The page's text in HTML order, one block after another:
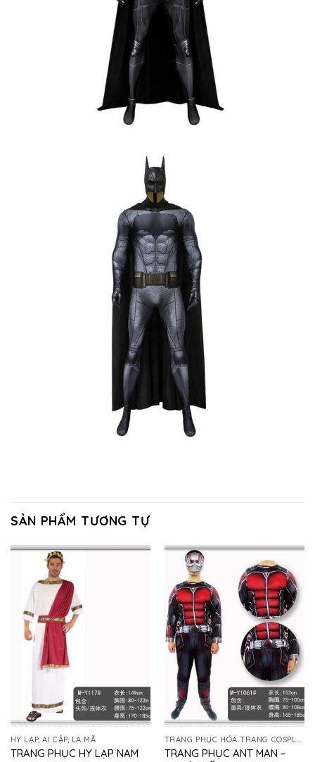
SẢN PHẨM TƯƠNG TỰ
HY LẠP, AI CẬP, LA MÃ
TRANG PHỤC HY LẠP NAM
TRANG PHỤC HÓA TRANG COSPLAY
TRANG PHỤC ANT MAN –